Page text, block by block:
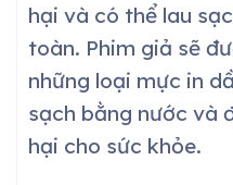
hại và có thể lau
toàn. Phim giả sẽ
những loại mực in
sạch bằng nước và
hại cho sức khỏe.